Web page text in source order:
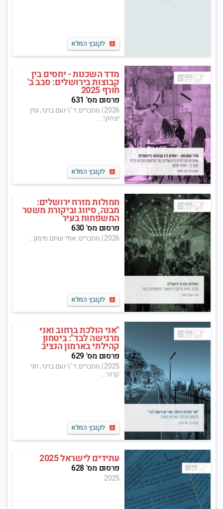
לקובץ המלא
מדד השכנות - יחסים בין
קבוצות בירושלים: סבב ב'
חורף 2025
פרסום מס' 631
2026
| מחברים: ד"ר נעם ברנר, עדן
יצחקי...
לקובץ המלא
חמולות מזרח ירושלים:
מבנה, סיווג וביקורת משטר
המשפחות בעיר
פרסום מס' 630
2026
| מחברים: אודי שחם מימון...
לקובץ המלא
"אני הולכת ברחוב ואני
מרגישה לבד": ביטחון
קהילתי בארמון הנציב
פרסום מס' 629
2025
| מחברים: ד"ר נעם ברנר, חגי
קרנר...
לקובץ המלא
עתידים לישראל 2025
פרסום מס' 628
2025